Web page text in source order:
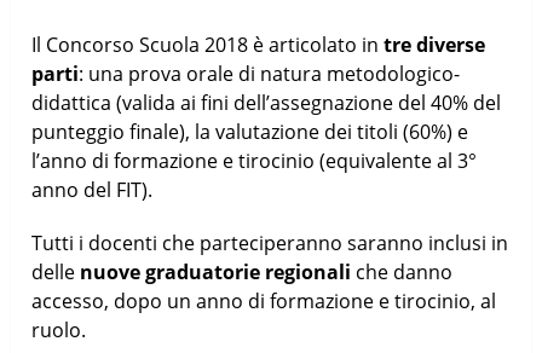
Il Concorso Scuola 2018 è articolato intre diverse
parti: una prova orale di natura metodologico-
didattica (valida ai fini dell’assegnazione del 40% del
punteggio finale), la valutazione dei titoli (60%) e
l’anno di formazione e tirocinio (equivalente al 3°
anno del FIT).
Tutti i docenti che parteciperanno saranno inclusi in
delle nuove graduatorie regionali che danno
accesso, dopo un anno di formazione e tirocinio, al
ruolo.